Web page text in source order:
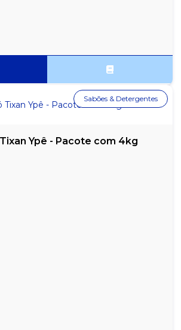
Ypê - Pacote com 4kg
Sabões & Detergentes